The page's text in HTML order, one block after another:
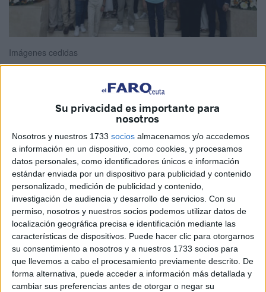
Su privacidad es importante para
nosotros
Nosotros y nuestros 1733 socios almacenamos y/o accedemos
a información en un dispositivo, como cookies, y procesamos
datos personales, como identificadores únicos e información
estándar enviada por un dispositivo para publicidad y contenido
personalizado, medición de publicidad y contenido,
investigación de audiencia y desarrollo de servicios. Con su
permiso, nosotros y nuestros socios podemos utilizar datos de
localización geográfica precisa e identificación mediante las
características de dispositivos. Puede hacer clic para otorgarnos
su consentimiento a nosotros y a nuestros 1733 socios para
que llevemos a cabo el procesamiento previamente descrito. De
forma alternativa, puede acceder a información más detallada y
cambiar sus preferencias antes de otorgar o negar su
Imágenes cedidas
La Parroquia Santa Teresa de Jesús, en Ceuta, abrió
sus puertas el pasado fin de semana para una ocasión
muy especial:la confirmaciónde un grupo de jóvenes
que estuvieron acompañados de familiares y amigos
cercanos en este evento tan importante.
Fueron concretamente16 los jóvenes que recibieron
este significativo sacramento el pasado domingo, ese
en el que se otorga un refuerzo a la vida de la fe.
Y esto han sabido entenderlo cada uno de los que ha
participado en este inolvidable acto, siendo esteel tercer
Sacramentodespués de la celebración del Bautismo y de